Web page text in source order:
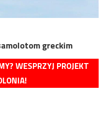
greckim
WESPRZYJ PROJEKT